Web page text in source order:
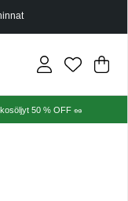
.
50 % OFF 🥜